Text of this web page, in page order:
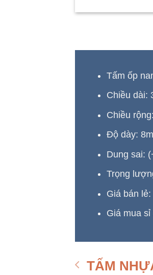
Tấm ốp
Chiều dài:
Chiều
Độ dày:
Dung sai:
Trọng
Giá bán
Giá mua
TẤM